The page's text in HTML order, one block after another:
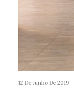
12 De Junho De 2019